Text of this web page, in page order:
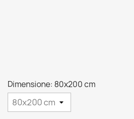
Dimensione: 80x200 cm